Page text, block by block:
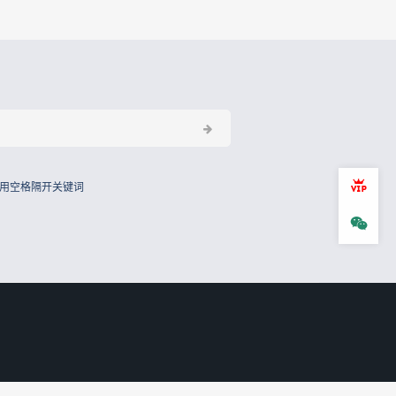
空格隔开关键词 会员
微信